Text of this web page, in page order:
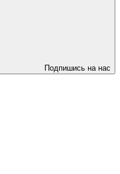
Подпишись на нас